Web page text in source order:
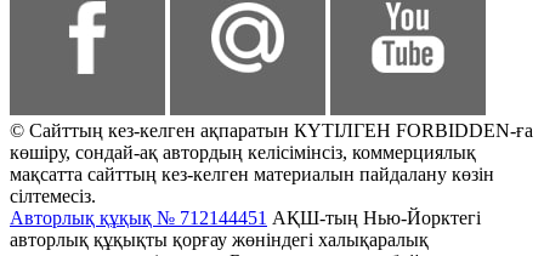
© Сайттың кез-келген ақпаратын КҮТІЛГЕН FORBIDDEN-ға
көшіру, сондай-ақ автордың келісімінсіз, коммерциялық
мақсатта сайттың кез-келген материалын пайдалану көзін
сілтемесіз.
Авторлық құқық № 712144451 АҚШ-тың Нью-Йорктегі
авторлық құқықты қорғау жөніндегі халықаралық